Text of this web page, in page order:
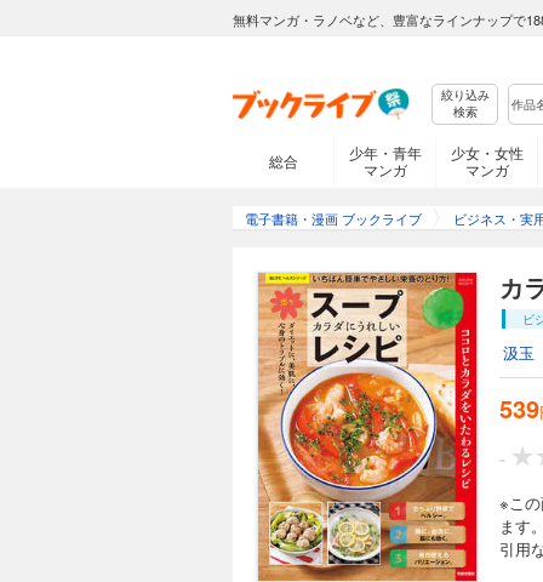
無料マンガ・ラノベなど、豊富なラインナップで
絞り込み
検索
総合
少年・青年
マンガ
少女・女性
マンガ
電子書籍・漫画 ブックライブ ビジネス・実
カ
ビ
汲玉
539
-
※こ
ます
引用